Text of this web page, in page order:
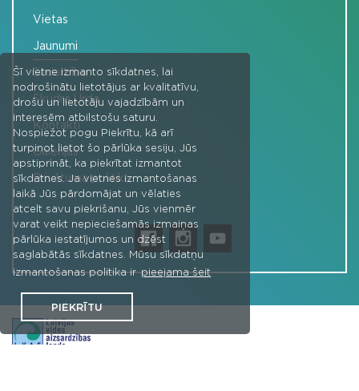
Šī vietne izmanto sīkdatnes, lai
nodrošinātu lietotājus ar kvalitatīvu,
drošu un lietotāju vajadzībām un
interesēm atbilstošu saturu.
Nospiežot pogu Piekrītu, kā arī
turpinot lietot šo pārlūka sesiju, Jūs
apstiprināt, ka piekrītat izmantot
sīkdatnes. Ja vietnes izmantošanas
laikā Jūs pārdomājat un vēlaties
atcelt savu piekrišanu, Jūs vienmēr
varat veikt nepieciešamās izmaiņas
pārlūka iestatījumos un dzēst
saglabātās sīkdatnes. Mūsu sīkdatņu
izmantošanas politika irpieejama šeit
PIEKRĪTU
Vietas
Jaunumi
Sadarbība
Skudra Urda
Kontakti
Galerijas
Privātuma politika